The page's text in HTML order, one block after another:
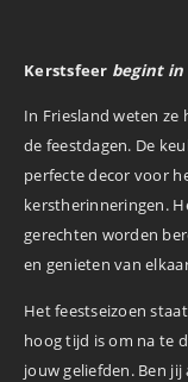
Kerstsfeer begint in
In Friesland weten
de feestdagen. De
perfecte decor voor
kerstherinneringen.
gerechten worden
en genieten van
Het feestseizoen
hoog tijd is om na te
jouw geliefden. Ben